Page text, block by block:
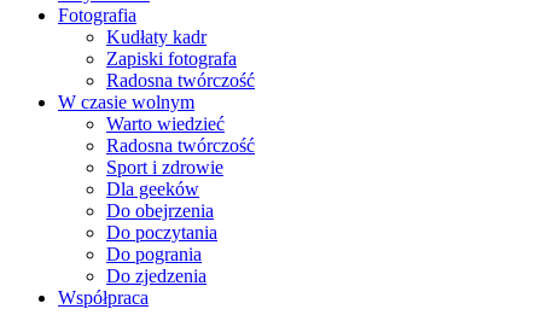
Fotografia
Kudłaty kadr
Zapiski fotografa
Radosna twórczość
W czasie wolnym
Warto wiedzieć
Radosna twórczość
Sport i zdrowie
Dla geeków
Do obejrzenia
Do poczytania
Do pogrania
Do zjedzenia
Współpraca